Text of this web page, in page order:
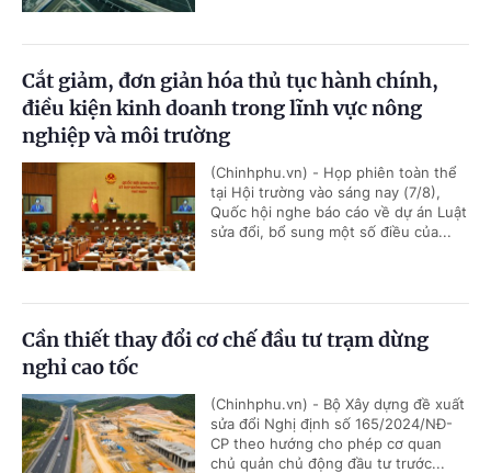
Cắt giảm, đơn giản hóa thủ tục hành chính,
điều kiện kinh doanh trong lĩnh vực nông
nghiệp và môi trường
(Chinhphu.vn) - Họp phiên toàn thể
tại Hội trường vào sáng nay (7/8),
Quốc hội nghe báo cáo về dự án Luật
sửa đổi, bổ sung một số điều của...
Cần thiết thay đổi cơ chế đầu tư trạm dừng
nghỉ cao tốc
(Chinhphu.vn) - Bộ Xây dựng đề xuất
sửa đổi Nghị định số 165/2024/NĐ-
CP theo hướng cho phép cơ quan
chủ quản chủ động đầu tư trước...